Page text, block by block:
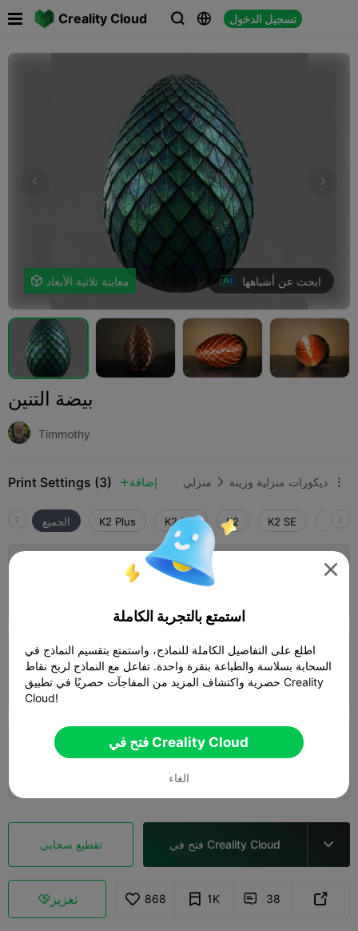
Creality Cloud   تسجيل الدخول
 
 معاينة ثلاثية الأبعاد ابحث عن أشباهها
بيضة التنين
Timmothy
Print Settings (3)  إضافة منزلي  ديكورات منزلية وزينة 
الجميع K2 Plus K2 Pro K2 K2 SE
طبقة 0.16 ملم، جداران، تعبئة 15%
 03h 20m  1 plates  59.93g

تقطيع سحابي فتح في Creality Cloud 
تعزيز 868 1K  38 

استمتع بالتجربة الكاملة
اطلع على التفاصيل الكاملة للنماذج، واستمتع بتقسيم النماذج في
السحابة بسلاسة والطباعة بنقرة واحدة. تفاعل مع النماذج لربح نقاط
حصرية واكتشاف المزيد من المفاجآت حصريًا في تطبيق Creality
Cloud!
فتح في Creality Cloud
الغاء